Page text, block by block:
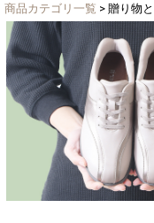
商品カテゴリ一覧 > 贈り物